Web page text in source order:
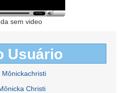
sem video
Usuário
Mônickachristi
Christi